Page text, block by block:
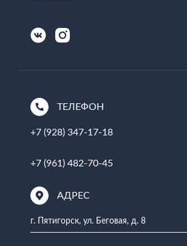
ТЕЛЕФОН
+7 (928) 347-17-18
+7 (961) 482-70-45
АДРЕС
г. Пятигорск, ул. Беговая, д. 8